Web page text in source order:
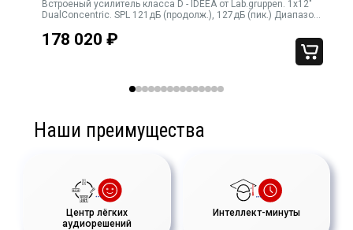
Встроеный усилитель класса D - IDEEA от Lab.gruppen. 1х12"
DualConcentric. SPL 121дБ (продолж.), 127дБ (пик.) Диапазон
Подключение
178 020 ₽
Наши преимущества
Центр лёгких
аудиорешений
Интеллект-минуты